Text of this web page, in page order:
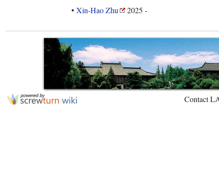
• Xin-Hao Zhu 2025 -
Contact